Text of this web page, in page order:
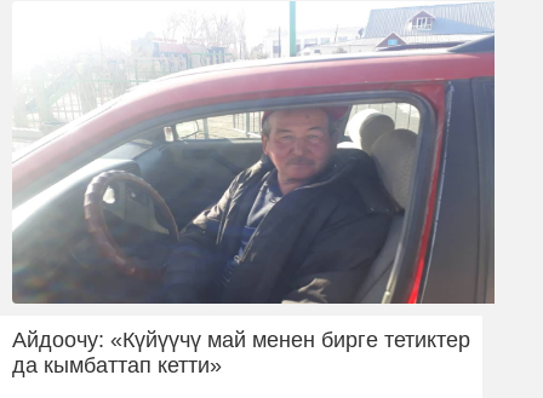
Айдоочу: «Күйүүчү май менен бирге тетиктер
да кымбаттап кетти»